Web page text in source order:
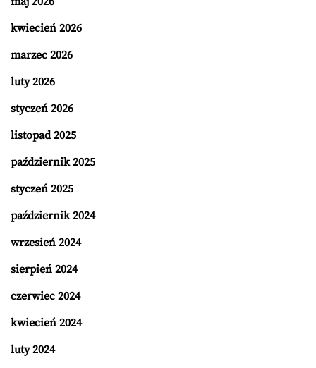
kwiecień 2026
marzec 2026
luty 2026
styczeń 2026
listopad 2025
październik 2025
styczeń 2025
październik 2024
wrzesień 2024
sierpień 2024
czerwiec 2024
kwiecień 2024
luty 2024